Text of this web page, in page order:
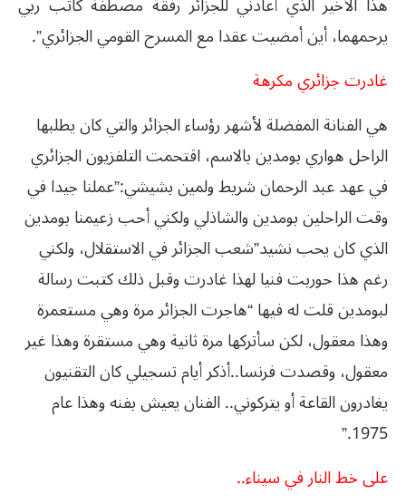
يرحمهما، أين أمضيت عقدا مع المسرح القومي الجزائري”.
غادرت جزائري مكرهة
هي الفنانة المفضلة لأشهر رؤساء الجزائر والتي كان يطلبها
الراحل هواري بومدين بالاسم، اقتحمت التلفزيون الجزائري
في عهد عبد الرحمان شريط ولمين بشيشي:”عملنا جيدا في
وقت الراحلين بومدين والشاذلي ولكني أحب زعيمنا بومدين
الذي كان يحب نشيد”شعب الجزائر في الاستقلال، ولكني
رغم هذا حوربت فنيا لهذا غادرت وقبل ذلك كتبت رسالة
لبومدين قلت له فيها “هاجرت الجزائر مرة وهي مستعمرة
وهذا معقول، لكن سأتركها مرة ثانية وهي مستقرة وهذا غير
معقول، وقصدت فرنسا..أذكر أيام تسجيلي كان التقنيون
يغادرون القاعة أو يتركوني.. الفنان يعيش بفنه وهذا عام
1975.”
على خط النار في سيناء..